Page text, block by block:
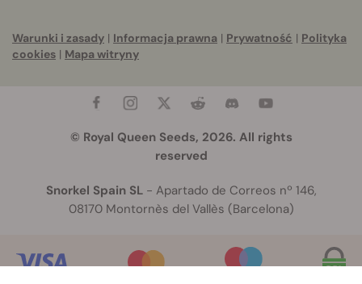
Warunki i zasady | Informacja prawna | Prywatność | Polityka
cookies | Mapa witryny
© Royal Queen Seeds, 2026. All rights
reserved
Snorkel Spain SL- Apartado de Correos nº 146,
08170 Montornès del Vallès (Barcelona)